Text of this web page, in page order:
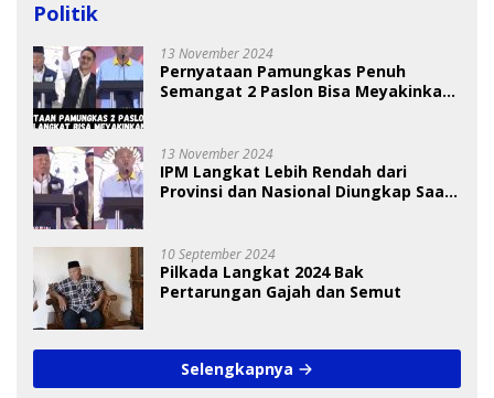
Politik
13 November 2024
Pernyataan Pamungkas Penuh
Semangat 2 Paslon Bisa Meyakinkan
13 November 2024
IPM Langkat Lebih Rendah dari
Provinsi dan Nasional Diungkap Saat
10 September 2024
Pilkada Langkat 2024 Bak
Pertarungan Gajah dan Semut
Selengkapnya